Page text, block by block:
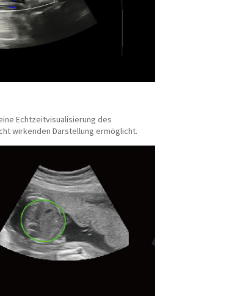
Echtzeitvisualisierung des
wirkenden Darstellung ermöglicht.